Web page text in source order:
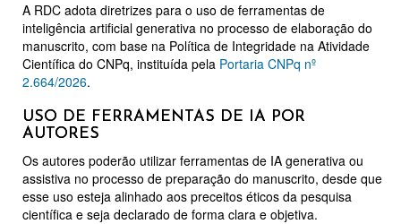
A RDC adota diretrizes para o uso de ferramentas de
inteligência artificial generativa no processo de elaboração do
manuscrito, com base na Política de Integridade na Atividade
Científica do CNPq, instituída pela Portaria CNPq nº
2.664/2026.
USO DE FERRAMENTAS DE IA POR
AUTORES
Os autores poderão utilizar ferramentas de IA generativa ou
assistiva no processo de preparação do manuscrito, desde que
esse uso esteja alinhado aos preceitos éticos da pesquisa
científica e seja declarado de forma clara e objetiva.